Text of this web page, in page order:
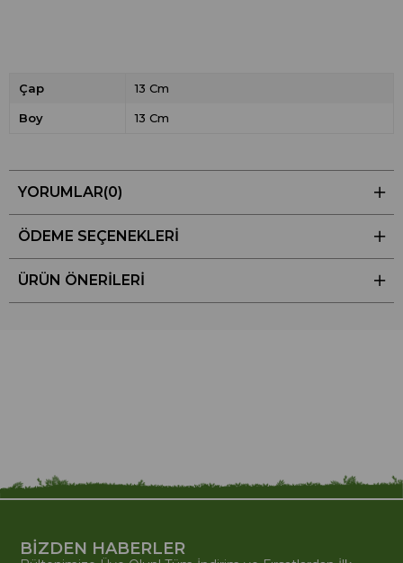
Çap 13 Cm
Boy 13 Cm
YORUMLAR(0)
ÖDEME SEÇENEKLERI
ÜRÜN ÖNERILERI
BİZDEN HABERLER